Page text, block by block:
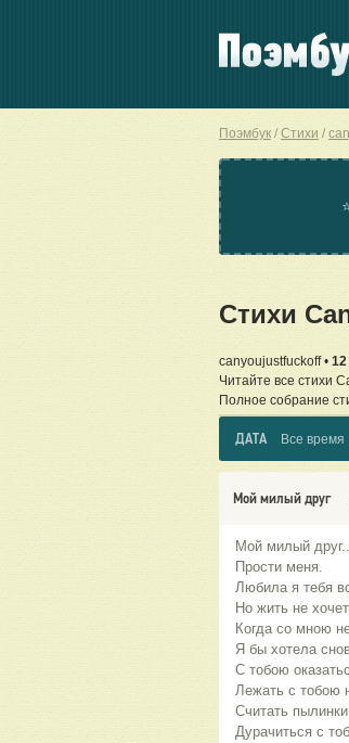
Поэмбук Стихи
Стихи
canyoujustfuckoff • 12
Читайте все стихи
Полное собрание
ДАТА Все время
Мой милый друг
Мой милый
Прости меня.
Любила я тебя
Но жить не
Когда со мною
Я бы хотела
С тобою
Лежать с тобою
Считать
Дурачиться с